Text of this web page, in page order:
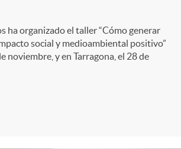
ha organizado el taller “Cómo generar
social y medioambiental positivo”
noviembre, y en Tarragona, el 28 de